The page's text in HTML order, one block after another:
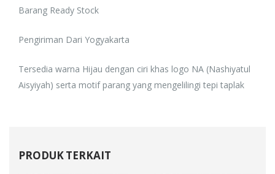
Barang Ready Stock
Pengiriman Dari Yogyakarta
Tersedia warna Hijau dengan ciri khas logo NA (Nashiyatul
Aisyiyah) serta motif parang yang mengelilingi tepi taplak
PRODUK TERKAIT